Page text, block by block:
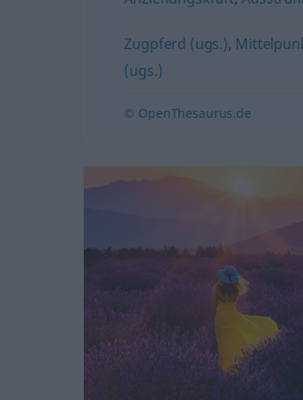
Zugpferd (ugs.),
(ugs.)
© OpenThesaurus.de